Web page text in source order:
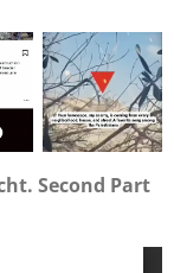
Second Part